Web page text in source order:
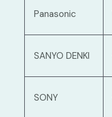
Panasonic
SANYO DENKI
SONY